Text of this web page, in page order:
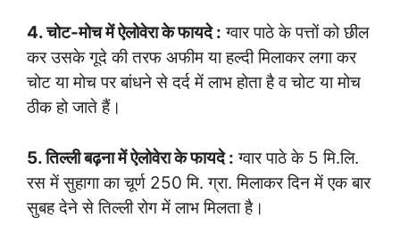
4. चोट-मोच में ऐलोवेरा के फायदे : ग्वार पाठे के पत्तों को छील
कर उसके गूदे की तरफ अफीम या हल्दी मिलाकर लगा कर
चोट या मोच पर बांधने से दर्द में लाभ होता है व चोट या मोच
ठीक हो जाते हैं।
5. तिल्ली बढ़ना में ऐलोवेरा के फायदे : ग्वार पाठे के 5 मि.लि.
रस में सुहागा का चूर्ण 250 मि. ग्रा. मिलाकर दिन में एक बार
सुबह देने से तिल्ली रोग में लाभ मिलता है।